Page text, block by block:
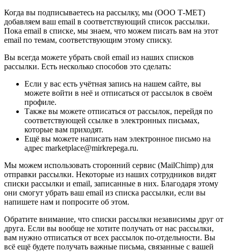
Когда вы подписываетесь на рассылку, мы (ООО Т-МЕТ)
добавляем ваш email в соответствующий список рассылки.
Пока email в списке, мы знаем, что можем писать вам на этот
email по темам, соответствующим этому списку.
Вы всегда можете убрать свой email из наших списков
рассылки. Есть несколько способов это сделать:
Если у вас есть учётная запись на нашем сайте, вы
можете войти в неё и отписаться от рассылок в своём
профиле.
Также вы можете отписаться от рассылок, перейдя по
соответствующей ссылке в электронных письмах,
которые вам приходят.
Ещё вы можете написать нам электронное письмо на
адрес marketplace@mirkrepega.ru.
Мы можем использовать сторонний сервис (MailChimp) для
отправки рассылки. Некоторые из наших сотрудников видят
списки рассылки и email, записанные в них. Благодаря этому
они смогут убрать ваш email из списка рассылки, если вы
напишете нам и попросите об этом.
Обратите внимание, что списки рассылки независимы друг от
друга. Если вы вообще не хотите получать от нас рассылки,
вам нужно отписаться от всех рассылок по-отдельности. Вы
всё ещё будете получать важные письма, связанные с вашей